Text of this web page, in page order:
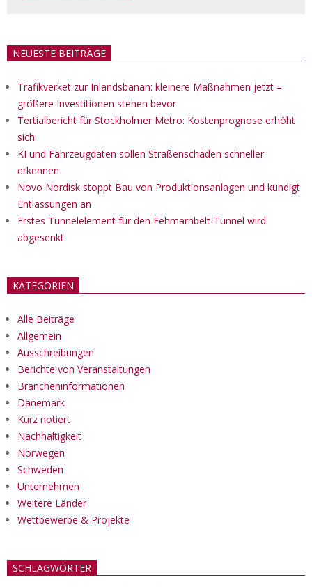
NEUESTE BEITRÄGE
Trafikverket zur Inlandsbanan: kleinere Maßnahmen jetzt –
größere Investitionen stehen bevor
Tertialbericht für Stockholmer Metro: Kostenprognose erhöht
sich
KI und Fahrzeugdaten sollen Straßenschäden schneller
erkennen
Novo Nordisk stoppt Bau von Produktionsanlagen und kündigt
Entlassungen an
Erstes Tunnelelement für den Fehmarnbelt-Tunnel wird
abgesenkt
KATEGORIEN
Alle Beiträge
Allgemein
Ausschreibungen
Berichte von Veranstaltungen
Brancheninformationen
Dänemark
Kurz notiert
Nachhaltigkeit
Norwegen
Schweden
Unternehmen
Weitere Länder
Wettbewerbe & Projekte
SCHLAGWÖRTER